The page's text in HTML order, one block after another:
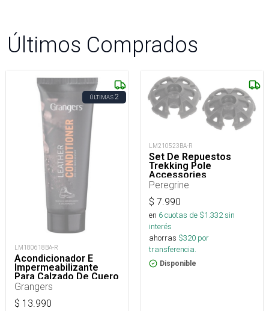
Últimos Comprados
ÚLTIMAS2
LM180618BA-R
Acondicionador E
Impermeabilizante
Para Calzado De Cuero
75 Ml
Grangers
$ 13.990
LM210523BA-R
Set De Repuestos
Trekking Pole
Accessories
Peregrine
$ 7.990
en 6cuotas de $1.332sin
interés
ahorras $320 por
transferencia.
Disponible